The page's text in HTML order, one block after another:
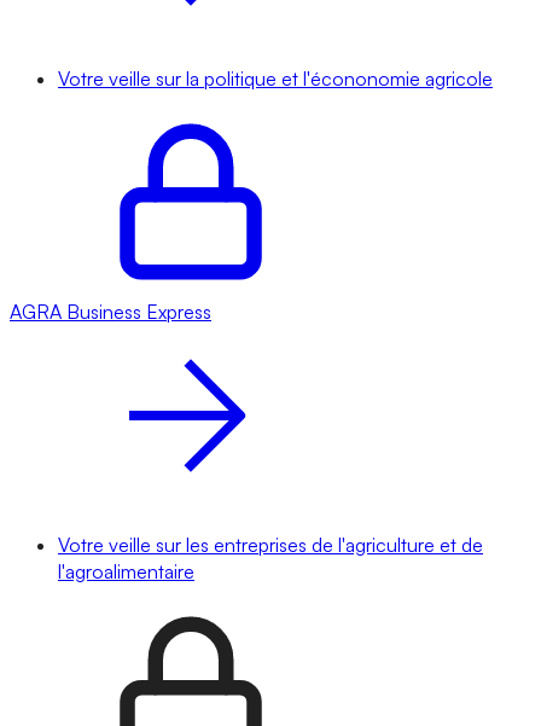
Votre veille sur la politique et l'écononomie agricole
AGRA Business Express
Votre veille sur les entreprises de l'agriculture et de
l'agroalimentaire